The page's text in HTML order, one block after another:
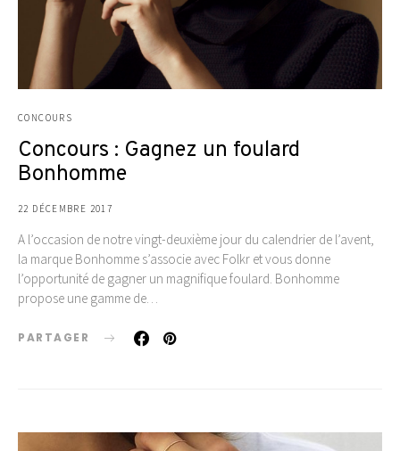
CONCOURS
Concours : Gagnez un foulard
Bonhomme
22 DÉCEMBRE 2017
A l’occasion de notre vingt-deuxième jour du calendrier de l’avent,
la marque Bonhomme s’associe avec Folkr et vous donne
l’opportunité de gagner un magnifique foulard. Bonhomme
propose une gamme de…
PARTAGER